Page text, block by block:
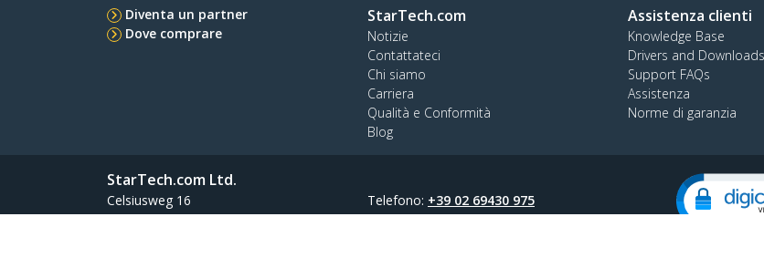
Diventa un partner
Dove comprare
StarTech.com
Notizie
Contattateci
Chi siamo
Carriera
Qualità e Conformità
Blog
Assistenza clienti
Knowledge Base
Drivers and Downloads
Support FAQs
Assistenza
Norme di garanzia
StarTech.com Ltd.
Celsiusweg 16
5928 PR Venlo
Telefono: +39 02 69430 975
Numero verde:800 917 993